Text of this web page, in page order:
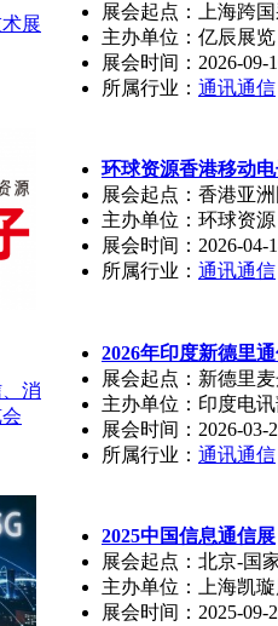
展会起点：上海跨
主办单位：亿辰展
展会时间：2026-09-
所属行业： 通讯通信
环球资源香港移动
展会起点：香港亚
主办单位：环球资源
展会时间：2026-04-
所属行业： 通讯通信
2026年印度新德里
展会起点：新德里
主办单位：印度电
展会时间：2026-03-
所属行业： 通讯通信
2025中国信息通信展
展会起点：北京-国
主办单位：上海凯
展会时间：2025-09-